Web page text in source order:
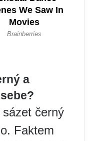
a
černý
Faktem